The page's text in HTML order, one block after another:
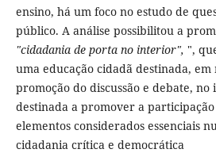
ensino, há um foco no estudo de
público. A análise possibilitou a
"cidadania de porta no interior", ",
uma educação cidadã destinada,
promoção do discussão e debate,
destinada a promover a
elementos considerados essenciais
cidadania crítica e democrática